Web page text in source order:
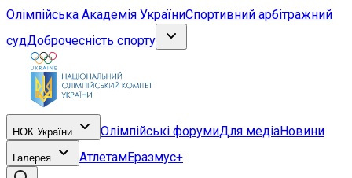
Олімпійська Академія УкраїниСпортивний арбітражний
судДоброчесність спорту
НОК України Олімпійські форумиДля медіаНовини
Галерея АтлетамЕразмус+